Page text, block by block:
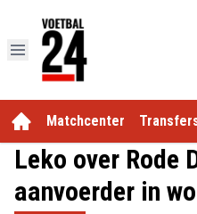
Matchcenter
Leko over Rode
aanvoerder in